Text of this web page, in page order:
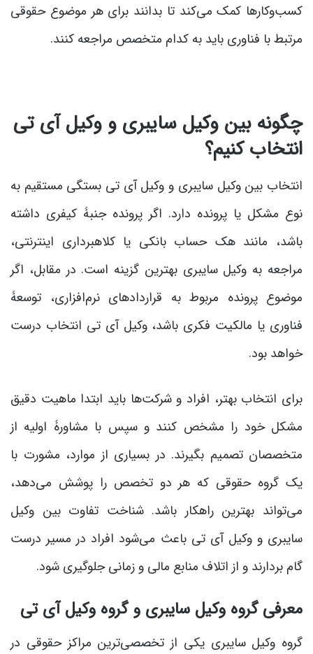
کسب‌وکارها کمک می‌کند تا بدانند برای هر موضوع حقوقی
مرتبط با فناوری باید به کدام متخصص مراجعه کنند.
چگونه بین وکیل سایبری و وکیل آی تی
انتخاب کنیم؟
انتخاب بین وکیل سایبری و وکیل آی تی بستگی مستقیم به
نوع مشکل یا پرونده دارد. اگر پرونده جنبۀ کیفری داشته
باشد، مانند هک حساب بانکی یا کلاهبرداری اینترنتی،
مراجعه به وکیل سایبری بهترین گزینه است. در مقابل، اگر
موضوع پرونده مربوط به قراردادهای نرم‌افزاری، توسعۀ
فناوری یا مالکیت فکری باشد، وکیل آی تی انتخاب درست
خواهد بود.
برای انتخاب بهتر، افراد و شرکت‌ها باید ابتدا ماهیت دقیق
مشکل خود را مشخص کنند و سپس با مشاورۀ اولیه از
متخصصان تصمیم بگیرند. در بسیاری از موارد، مشورت با
یک گروه حقوقی که هر دو تخصص را پوشش می‌دهد،
می‌تواند بهترین راهکار باشد. شناخت تفاوت بین وکیل
سایبری و وکیل آی تی باعث می‌شود افراد در مسیر درست
گام بردارند و از اتلاف منابع مالی و زمانی جلوگیری شود.
معرفی گروه وکیل سایبری و گروه وکیل آی تی
گروه وکیل سایبری یکی از تخصصی‌ترین مراکز حقوقی در